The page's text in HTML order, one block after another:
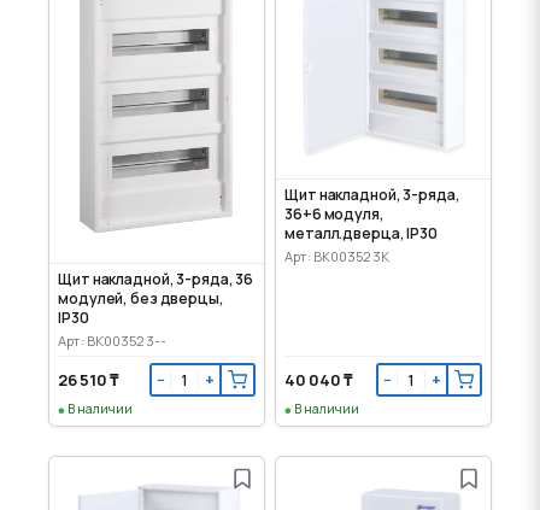
Щит накладной, 3-ряда, 36
модулей, без дверцы,
IP30
Арт: BK003523--
26 510 ₸ − +
В наличии
Щит накладной, 3-ряда,
36+6 модуля,
металл.дверца, IP30
Арт: BK003523K
40 040 ₸ − +
В наличии